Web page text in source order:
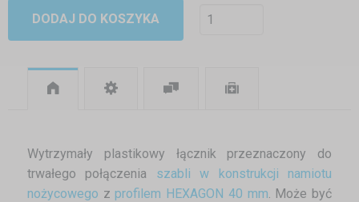
DODAJ DO KOSZYKA
Wytrzymały plastikowy łącznik przeznaczony do
trwałego połączenia szabli w konstrukcji namiotu
nożycowego z profilem HEXAGON 40 mm . Może być